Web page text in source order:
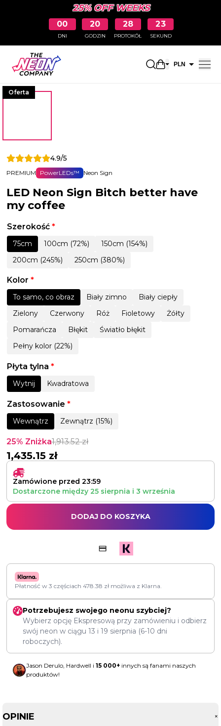
25% OFF WEEKS
00
DNI
20
GODZIN
28
PROTOKÓŁ
22
SEKUND
Otwarty koszyk
PLN
Oferta
4.9/5
PREMIUM PowerLEDs™ Neon Sign
LED Neon Sign Bitch better have
my coffee
Szerokość *
75cm 100cm (72%)
150cm (154%)
200cm (245%)
250cm (380%)
Kolor *
To samo, co obraz Biały zimno
Biały ciepły
Zielony
Czerwony Róż Fioletowy
Żółty
Pomarańcza
Błękit
Światło błękit
Pełny kolor (22%)
Płyta tylna *
Wytnij Kwadratowa
Zastosowanie *
Wewnątrz Zewnątrz (15%)
25% Zniżka1,913.52zł
1,435.15 zł
Zamówione przed 23:59
Dostarczone między 25 sierpnia i 3 września
DODAJ DO KOSZYKA
Płatność w 3 częściach 478.38 zł możliwa z Klarna.
Potrzebujesz swojego neonu szybciej?
Wybierz opcję Ekspresową przy zamówieniu i odbierz
swój neon w ciągu 13 i 19 sierpnia (6-10 dni
roboczych).
Jason Derulo, Hardwell i 15 000+ innych są fanami naszych
produktów!
OPINIE +